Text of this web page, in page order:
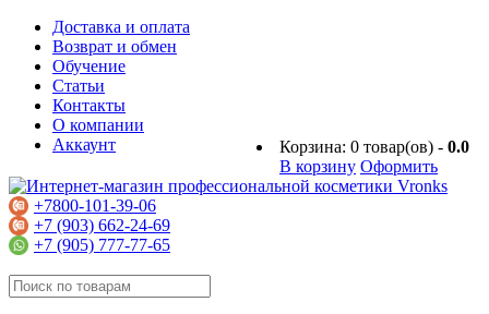
Доставка и оплата
Возврат и обмен
Обучение
Статьи
Контакты
О компании
Корзина: 0 товар(ов) - 0.0
В корзину Оформить
Аккаунт
+7800-101-39-06
+7 (903) 662-24-69
+7 (905) 777-77-65